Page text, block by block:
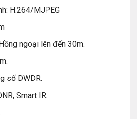
Hikvision ngoài trời: Số lượng 7
dụng camera: 2T Số lượng 01
hợp: Số lượng 01
lượng 14
lượng 01
Trọn Bộ 14 Camera
– Thu Tiếng – Có Màu
H.264/MJPEG
ngoại lên đến 30m.
số DWDR.
Smart IR.